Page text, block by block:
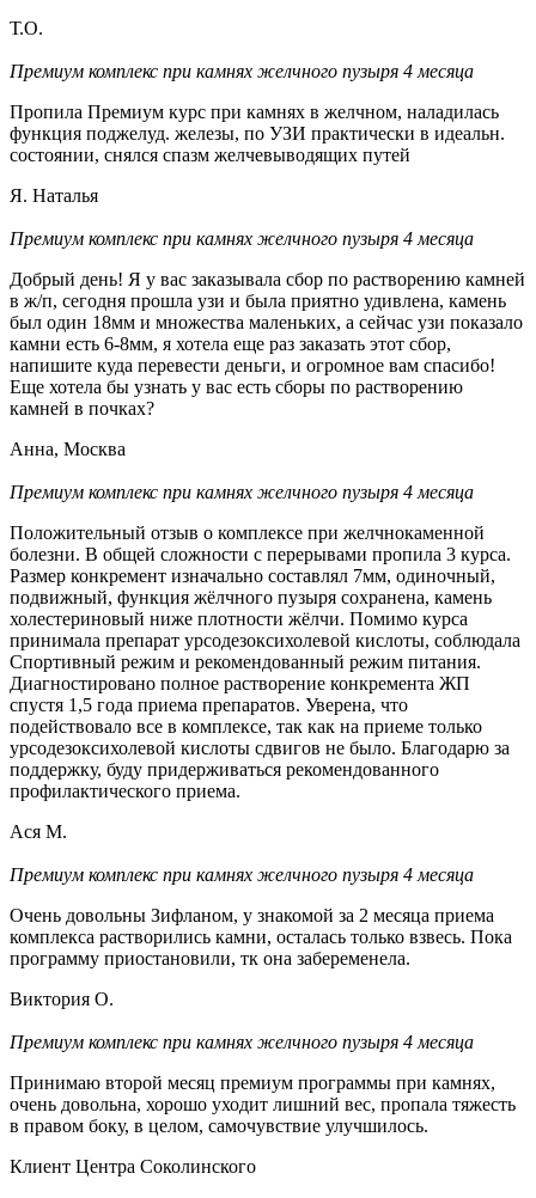
Т.О.
Премиум комплекс при камнях желчного пузыря 4 месяца
Пропила Премиум курс при камнях в желчном, наладилась
функция поджелуд. железы, по УЗИ практически в идеальн.
состоянии, снялся спазм желчевыводящих путей
Я. Наталья
Премиум комплекс при камнях желчного пузыря 4 месяца
Добрый день! Я у вас заказывала сбор по растворению камней
в ж/п, сегодня прошла узи и была приятно удивлена, камень
был один 18мм и множества маленьких, а сейчас узи показало
камни есть 6-8мм, я хотела еще раз заказать этот сбор,
напишите куда перевести деньги, и огромное вам спасибо!
Еще хотела бы узнать у вас есть сборы по растворению
камней в почках?
Анна, Москва
Премиум комплекс при камнях желчного пузыря 4 месяца
Положительный отзыв о комплексе при желчнокаменной
болезни. В общей сложности с перерывами пропила 3 курса.
Размер конкремент изначально составлял 7мм, одиночный,
подвижный, функция жёлчного пузыря сохранена, камень
холестериновый ниже плотности жёлчи. Помимо курса
принимала препарат урсодезоксихолевой кислоты, соблюдала
Спортивный режим и рекомендованный режим питания.
Диагностировано полное растворение конкремента ЖП
спустя 1,5 года приема препаратов. Уверена, что
подействовало все в комплексе, так как на приеме только
урсодезоксихолевой кислоты сдвигов не было. Благодарю за
поддержку, буду придерживаться рекомендованного
профилактического приема.
Ася М.
Премиум комплекс при камнях желчного пузыря 4 месяца
Очень довольны Зифланом, у знакомой за 2 месяца приема
комплекса растворились камни, осталась только взвесь. Пока
программу приостановили, тк она забеременела.
Виктория О.
Премиум комплекс при камнях желчного пузыря 4 месяца
Принимаю второй месяц премиум программы при камнях,
очень довольна, хорошо уходит лишний вес, пропала тяжесть
в правом боку, в целом, самочувствие улучшилось.
Клиент Центра Соколинского